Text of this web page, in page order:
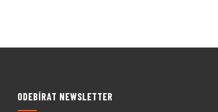
k
p
i
ODEBÍRAT NEWSLETTER